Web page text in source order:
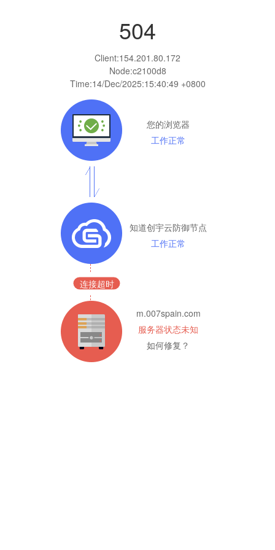
504
Client:154.201.80.172
Node:c2100d8
Time:14/Dec/2025:15:40:49 +0800
您的浏览器
工作正常
知道创宇云防御节点
工作正常
连接超时
m.007spain.com
服务器状态未知
如何修复？